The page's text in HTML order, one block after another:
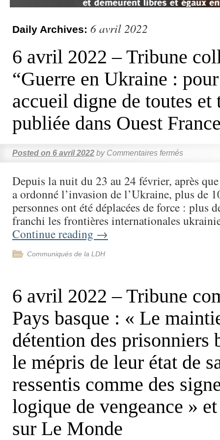
Daily Archives: 6 avril 2022
6 avril 2022 – Tribune
“Guerre en Ukraine :
accueil digne de toutes et
publiée dans Ouest
Posted on 6 avril 2022 by Commentaires fermés
Depuis la nuit du 23 au 24 février, après
a ordonné l’invasion de l’Ukraine, plus de
personnes ont été déplacées de force : plus
franchi les frontières internationales
Continue reading →
Communiqués de la LDH
6 avril 2022 – Tribune
Pays basque : « Le
détention des prisonniers
le mépris de leur état de
ressentis comme des
logique de vengeance »
sur Le Monde